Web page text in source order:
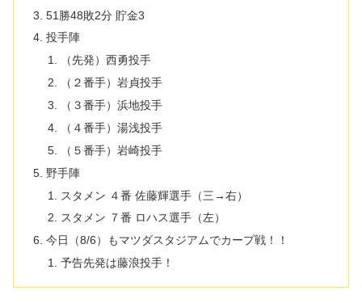
51勝48敗2分 貯金3
投手陣
（先発）西勇投手
（２番手）岩貞投手
（３番手）浜地投手
（４番手）湯浅投手
（５番手）岩崎投手
野手陣
スタメン ４番 佐藤輝選手（三→右）
スタメン ７番 ロハス選手（左）
今日（8/6）もマツダスタジアムでカープ戦！！
予告先発は藤浪投手！